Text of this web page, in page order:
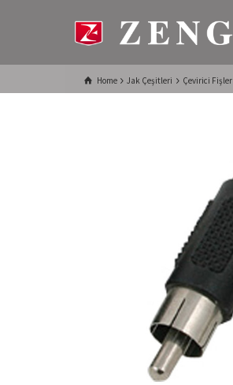
Home Jak Çeşitleri Çevirici Fişler